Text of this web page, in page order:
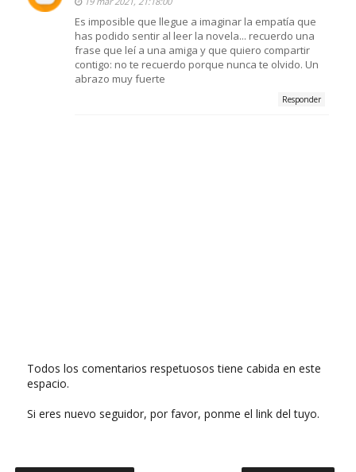
Es imposible que llegue a imaginar la empatía que
has podido sentir al leer la novela... recuerdo una
frase que leí a una amiga y que quiero compartir
contigo: no te recuerdo porque nunca te olvido. Un
abrazo muy fuerte
Responder
Todos los comentarios respetuosos tiene cabida en este
espacio.
Si eres nuevo seguidor, por favor, ponme el link del tuyo.